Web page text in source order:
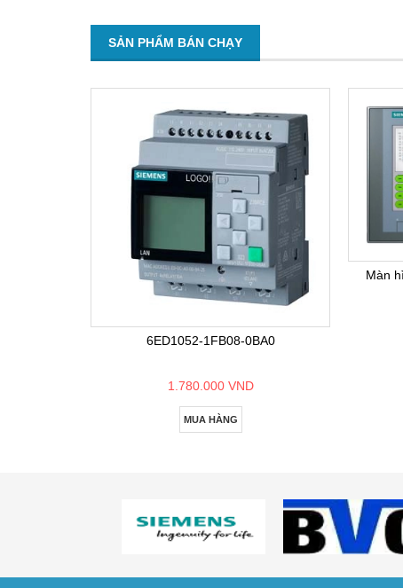
SẢN PHẨM BÁN CHẠY
6ED1052-1FB08-0BA0
1.780.000 VND
MUA HÀNG
Màn